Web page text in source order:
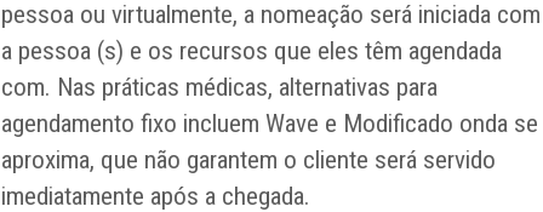
pessoa ou virtualmente, a nomeação será iniciada com
a pessoa (s) e os recursos que eles têm agendada
com. Nas práticas médicas, alternativas para
agendamento fixo incluem Wave e Modificado onda se
aproxima, que não garantem o cliente será servido
imediatamente após a chegada.